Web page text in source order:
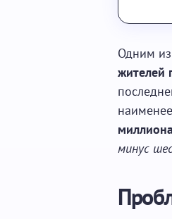
Одним из
жителей
минус